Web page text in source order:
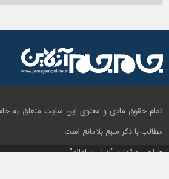
تمام حقوق مادی و معنوی این سایت متعلق به
مطالب با ذکر منبع بلامانع است.
طراحی و تولید"ایران سامانه"